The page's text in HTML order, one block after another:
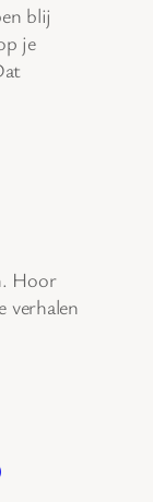
blij
je
Hoor
verhalen